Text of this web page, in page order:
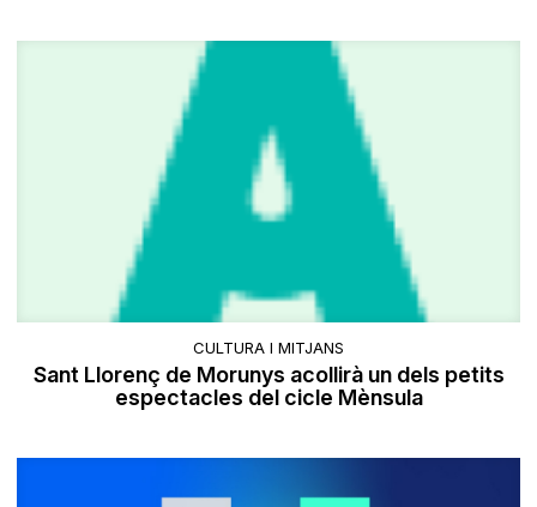
CULTURA I MITJANS
Sant Llorenç de Morunys acollirà un dels petits
espectacles del cicle Mènsula